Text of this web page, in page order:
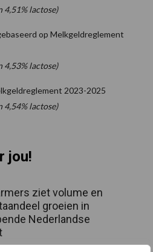
4,51% lactose)
op Melkgeldreglement
4,53% lactose)
2023-2025
4,54% lactose)
jou!
ziet volume en
groeien in
Nederlandse